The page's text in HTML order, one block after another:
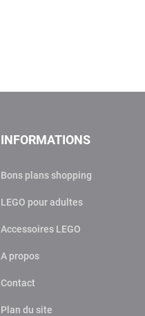
INFORMATIONS
Bons plans shopping
LEGO pour adultes
Accessoires LEGO
A propos
Contact
Plan du site